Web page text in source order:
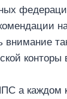
внимание
а каждом